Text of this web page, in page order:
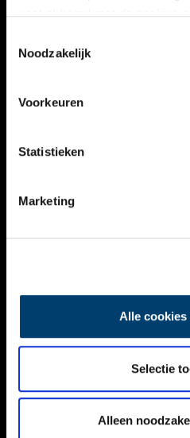
Noodzakelijk
Voorkeuren
Statistieken
Marketing
Alle cookies
Selectie
Alleen
ACTIVITEITEN
NIEUWSBRIEF
DISCLAIMER
TOEGANKELIJKHEID
Volg ONH op social media